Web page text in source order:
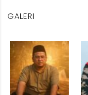
GALERI